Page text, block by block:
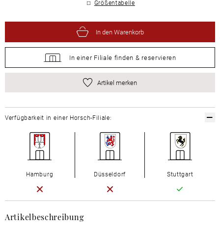
Größentabelle
In den Warenkorb
In einer Filiale finden & reservieren
Artikel merken
Artikelbeschreibung
Verfügbarkeit in einer Horsch-Filiale:
Hamburg Düsseldorf Stuttgart